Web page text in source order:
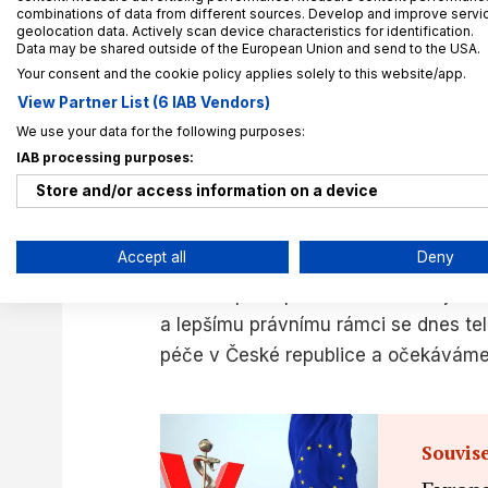
nárůstu zájmu o telemedicínu,
hledali bezpečné a pohodlné
zájem přetrvává i po pandemii,
čas a usnadňuje přístup k odborné
Ze strany lékařů se také mění
postupně začali telemedicínu
konzultací a sledování chronicky
zdravotnickým zařízením a snižuje
Posun v přístupu k telemedicíně je
a lepšímu právnímu rámci se dnes
péče v České republice a
combinations of data from different sources. Develop and improve
geolocation data. Actively scan device characteristics for identification.
Data may be shared outside of the European Union and send to the USA.
Your consent and the cookie policy applies solely to this website/app.
View Partner List (6 IAB Vendors)
We use your data for the following purposes:
IAB processing purposes:
Store and/or access information on a device
Use profiles to select personalised advertising
Create profiles to personalise content
Use profiles to select personalised content
Measure advertising performance
Accept all Deny